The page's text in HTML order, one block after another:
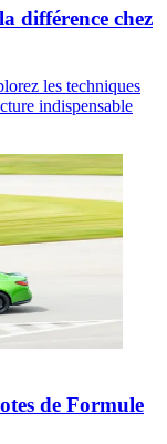
différence chez
les techniques
indispensable
de Formule